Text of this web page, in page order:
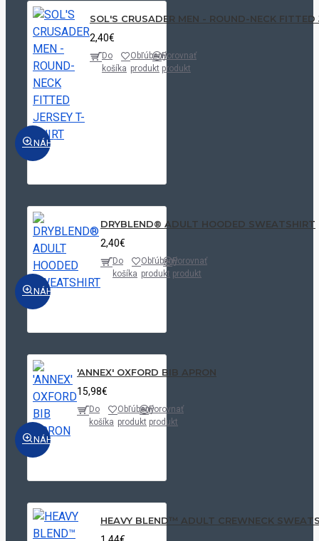
NÁHĽAD
SOL'S CRUSADER MEN - ROUND-NECK FITTED
2,40€
Do
košíka
Obľúbený
produkt
Porovnať
produkt
NÁHĽAD
DRYBLEND® ADULT HOODED SWEATSHIRT
2,40€
Do
košíka
Obľúbený
produkt
Porovnať
produkt
NÁHĽAD
'ANNEX' OXFORD BIB APRON
15,98€
Do
košíka
Obľúbený
produkt
Porovnať
produkt
HEAVY BLEND™ ADULT CREWNECK